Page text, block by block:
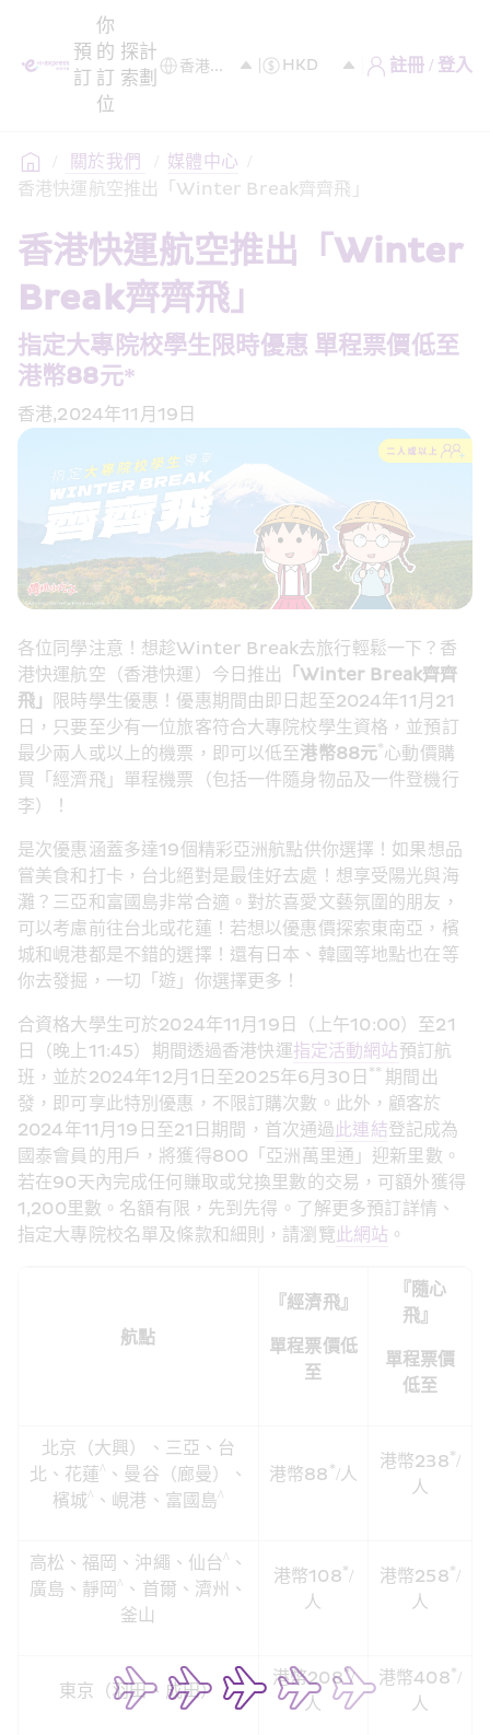
預
訂
你
的
訂
位
探
索
計
劃
註冊 / 登入
/ 關於我們 / 媒體中心 /
香港快運航空推出「Winter Break齊齊飛」
香港快運航空推出「Winter
Break齊齊飛」
指定大專院校學生限時優惠 單程票價低至
港幣88元*
香港,2024年11月19日
各位同學注意！想趁Winter Break去旅行輕鬆一下？香
港快運航空（香港快運）今日推出 「 Winter Break齊齊
飛」
限時學生優惠！優惠期間由即日起至2024年11月21
日，只要至少有一位旅客符合大專院校學生資格，並預訂
最少兩人或以上的機票，即可以低至港幣88元*心動價購
買「經濟飛」單程機票（包括一件隨身物品及一件登機行
李）！
是次優惠涵蓋多達19個精彩亞洲航點供你選擇！如果想品
嘗美食和打卡，台北絕對是最佳好去處！想享受陽光與海
灘？三亞和富國島非常合適。對於喜愛文藝氛圍的朋友，
可以考慮前往台北或花蓮！若想以優惠價探索東南亞，檳
城和峴港都是不錯的選擇！還有日本、韓國等地點也在等
你去發掘，一切「遊」你選擇更多！
合資格大學生可於2024年11月19日（上午10:00）至21
日（晚上11:45）期間透過香港快運指定活動網站預訂航
班，並於2024年12月1日至2025年6月30日 ** 期間出
發，即可享此特別優惠，不限訂購次數。此外，顧客於
2024年11月19日至21日期間，首次通過此連結登記成為
國泰會員的用戶，將獲得800「亞洲萬里通」迎新里數。
若在90天內完成任何賺取或兌換里數的交易，可額外獲得
1,200里數。名額有限，先到先得。了解更多預訂詳情、
指定大專院校名單及條款和細則，請瀏覽此網站 。
航點
『經濟飛』
單程票價低
至
『隨心
飛』
單程票價
低至
北京（大興）、三亞、台
北、花蓮^ 、曼谷（廊曼）、
檳城^ 、峴港、富國島^
港幣88 */人
港幣238*/
人
高松、福岡、沖繩、仙台^ 、
廣島、靜岡^ 、首爾、濟州、
釜山
港幣108*/
人
港幣258*/
人
東京（羽田、成田）
港幣208*/
人
港幣408*/
人